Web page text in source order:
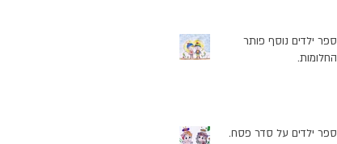
ספר ילדים נוסף פותר
החלומות.
ספר ילדים על סדר פסח.